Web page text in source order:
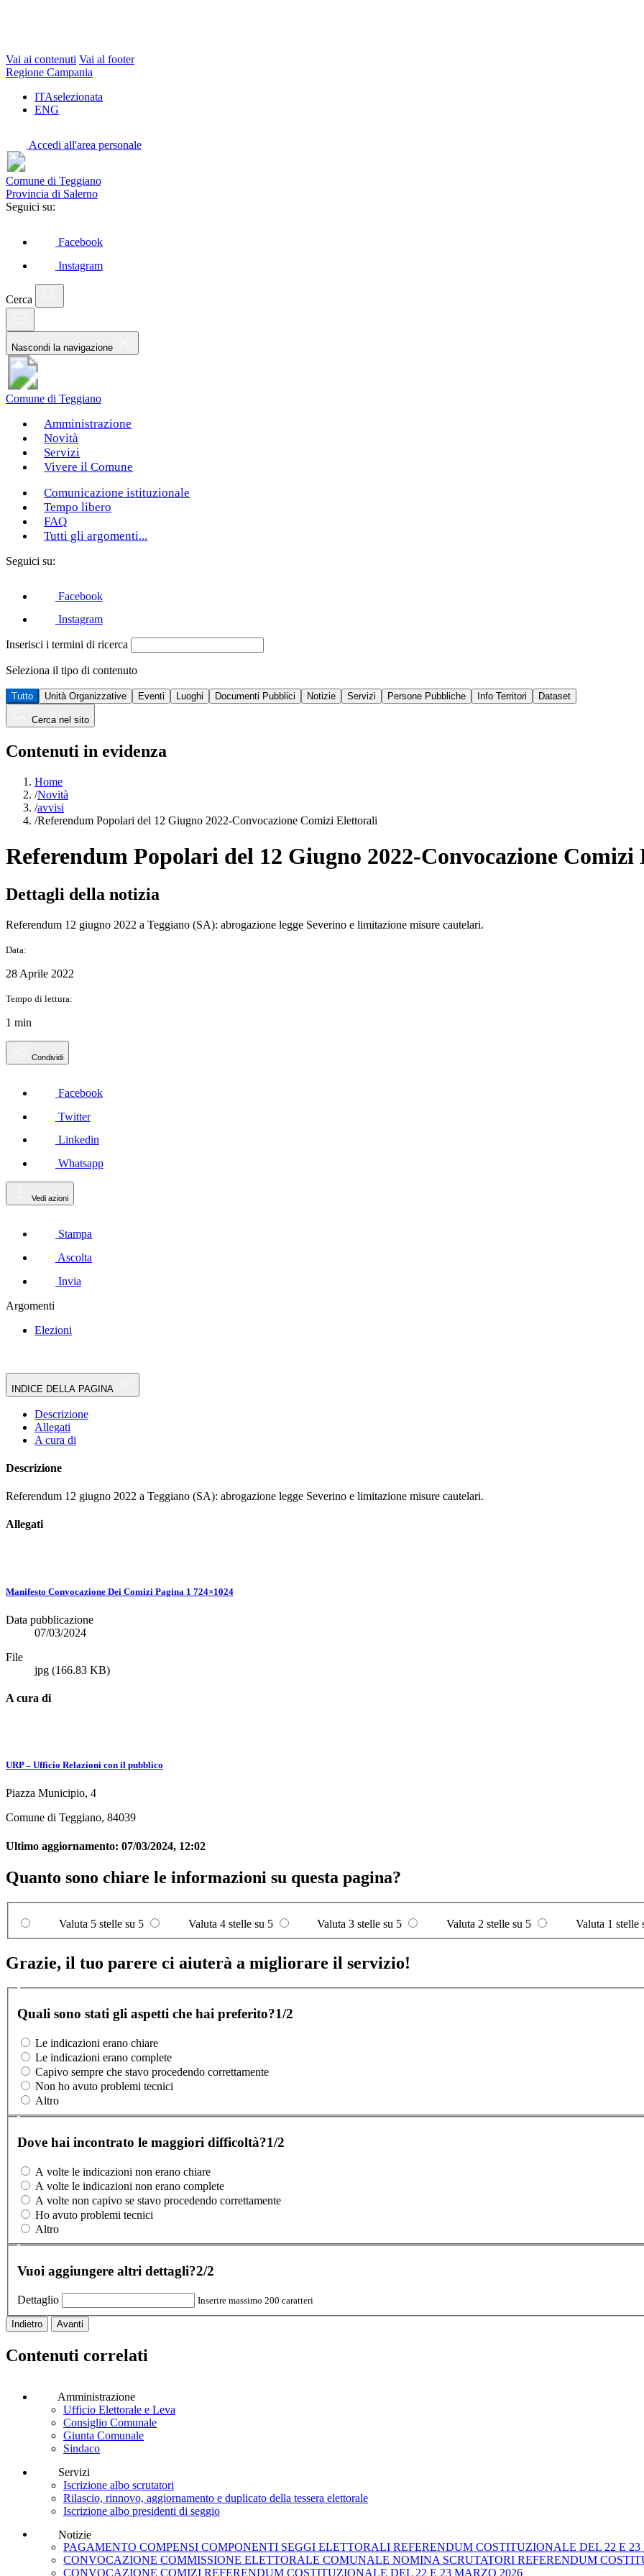
Vai ai contenuti Vai al footer
Regione Campania
ITAselezionata
ENG
Accedi all'area personale
Comune di Teggiano
Provincia di Salerno
Seguici su:
Facebook
Instagram
Cerca
Nascondi la navigazione
Comune di Teggiano
Amministrazione
Novità
Servizi
Vivere il Comune
Comunicazione istituzionale
Tempo libero
FAQ
Tutti gli argomenti...
Seguici su:
Facebook
Instagram
Inserisci i termini di ricerca
Seleziona il tipo di contenuto
Tutto Unità Organizzative Eventi Luoghi Documenti Pubblici Notizie Servizi Persone Pubbliche Info Territori Dataset
Cerca nel sito
Contenuti in evidenza
Home
/Novità
/avvisi
/Referendum Popolari del 12 Giugno 2022-Convocazione Comizi Elettorali
Referendum Popolari del 12 Giugno 2022-Convocazione
Dettagli della notizia
Referendum 12 giugno 2022 a Teggiano (SA): abrogazione legge Severino e limitazione misure cautelari.
Data:
28 Aprile 2022
Tempo di lettura:
1 min
Condividi
Facebook
Twitter
Linkedin
Whatsapp
Vedi azioni
Stampa
Ascolta
Invia
Argomenti
Elezioni
INDICE DELLA PAGINA
Descrizione
Allegati
A cura di
Descrizione
Referendum 12 giugno 2022 a Teggiano (SA): abrogazione legge Severino e limitazione misure cautelari.
Allegati
Manifesto Convocazione Dei Comizi Pagina 1 724×1024
Data pubblicazione
07/03/2024
File
jpg (166.83 KB)
A cura di
URP – Ufficio Relazioni con il pubblico
Piazza Municipio, 4
Comune di Teggiano, 84039
Ultimo aggiornamento: 07/03/2024, 12:02
Quanto sono chiare le informazioni su questa pagina?
Valuta 5 stelle su 5 Valuta 4 stelle su 5 Valuta 3 stelle su 5 Valuta 2 stelle su 5 Valuta 1 stelle
Grazie, il tuo parere ci aiuterà a migliorare il servizio!
Quali sono stati gli aspetti che hai preferito?1/2
Le indicazioni erano chiare
Le indicazioni erano complete
Capivo sempre che stavo procedendo correttamente
Non ho avuto problemi tecnici
Altro
Dove hai incontrato le maggiori difficoltà?1/2
A volte le indicazioni non erano chiare
A volte le indicazioni non erano complete
A volte non capivo se stavo procedendo correttamente
Ho avuto problemi tecnici
Altro
Vuoi aggiungere altri dettagli?2/2
Dettaglio Inserire massimo 200 caratteri
Indietro Avanti
Contenuti correlati
Amministrazione
Ufficio Elettorale e Leva
Consiglio Comunale
Giunta Comunale
Sindaco
Servizi
Iscrizione albo scrutatori
Rilascio, rinnovo, aggiornamento e duplicato della tessera elettorale
Iscrizione albo presidenti di seggio
Notizie
PAGAMENTO COMPENSI COMPONENTI SEGGI ELETTORALI REFERENDUM COSTITUZIONALE DEL 22 E 23
CONVOCAZIONE COMMISSIONE ELETTORALE COMUNALE NOMINA SCRUTATORI REFERENDUM
CONVOCAZIONE COMIZI REFERENDUM COSTITUZIONALE DEL 22 E 23 MARZO 2026